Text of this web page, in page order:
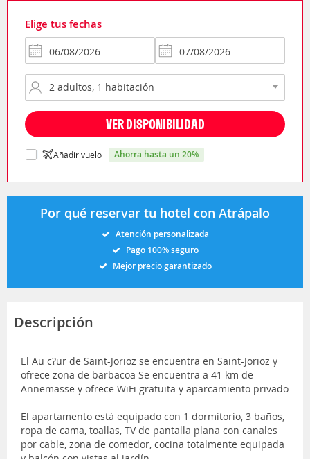
Elige tus fechas
VER DISPONIBILIDAD
Añadir vuelo ahorra hasta un 20%
Por qué reservar tu hotel con Atrápalo
Atención personalizada
Pago 100% seguro
Mejor precio garantizado
Descripción
El Au c?ur de Saint-Jorioz se encuentra en Saint-Jorioz y
ofrece zona de barbacoa Se encuentra a 41 km de
Annemasse y ofrece WiFi gratuita y aparcamiento privado
El apartamento está equipado con 1 dormitorio, 3 baños,
ropa de cama, toallas, TV de pantalla plana con canales
por cable, zona de comedor, cocina totalmente equipada